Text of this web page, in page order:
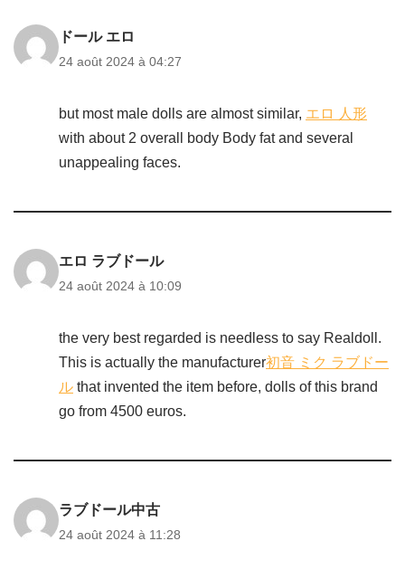
ドール エロ
24 août 2024 à 04:27
but most male dolls are almost similar, エロ 人形
with about 2 overall body Body fat and several
unappealing faces.
エロ ラブドール
24 août 2024 à 10:09
the very best regarded is needless to say Realdoll.
This is actually the manufacturer初音 ミク ラブドー
ル that invented the item before, dolls of this brand
go from 4500 euros.
ラブドール中古
24 août 2024 à 11:28